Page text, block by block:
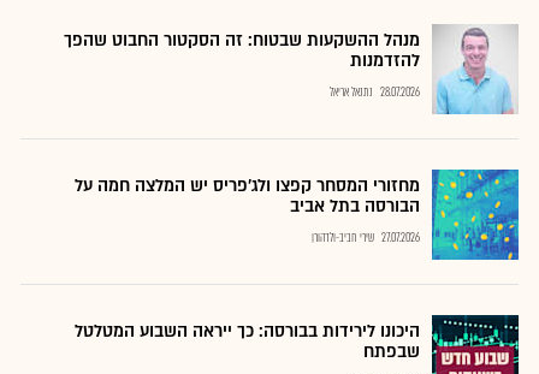
מנהל ההשקעות שבטוח: זה הסקטור החבוט שהפך
להזדמנות
28.07.2026 נתנאל אריאל
מחזורי המסחר קפצו ולג'פריס יש המלצה חמה על
הבורסה בתל אביב
27.07.2026 שירי חביב-ולדהורן
היכונו לירידות בבורסה: כך ייראה השבוע המטלטל
שבפתח